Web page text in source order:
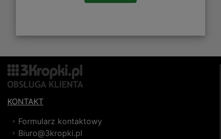
KONTAKT
Formularz kontaktowy
Biuro@3kropki.pl